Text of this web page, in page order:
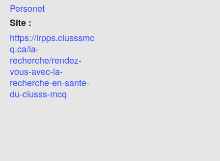
Personet
Site :
https://irpps.ciusssmc
q.ca/la-
recherche/rendez-
vous-avec-la-
recherche-en-sante-
du-ciusss-mcq